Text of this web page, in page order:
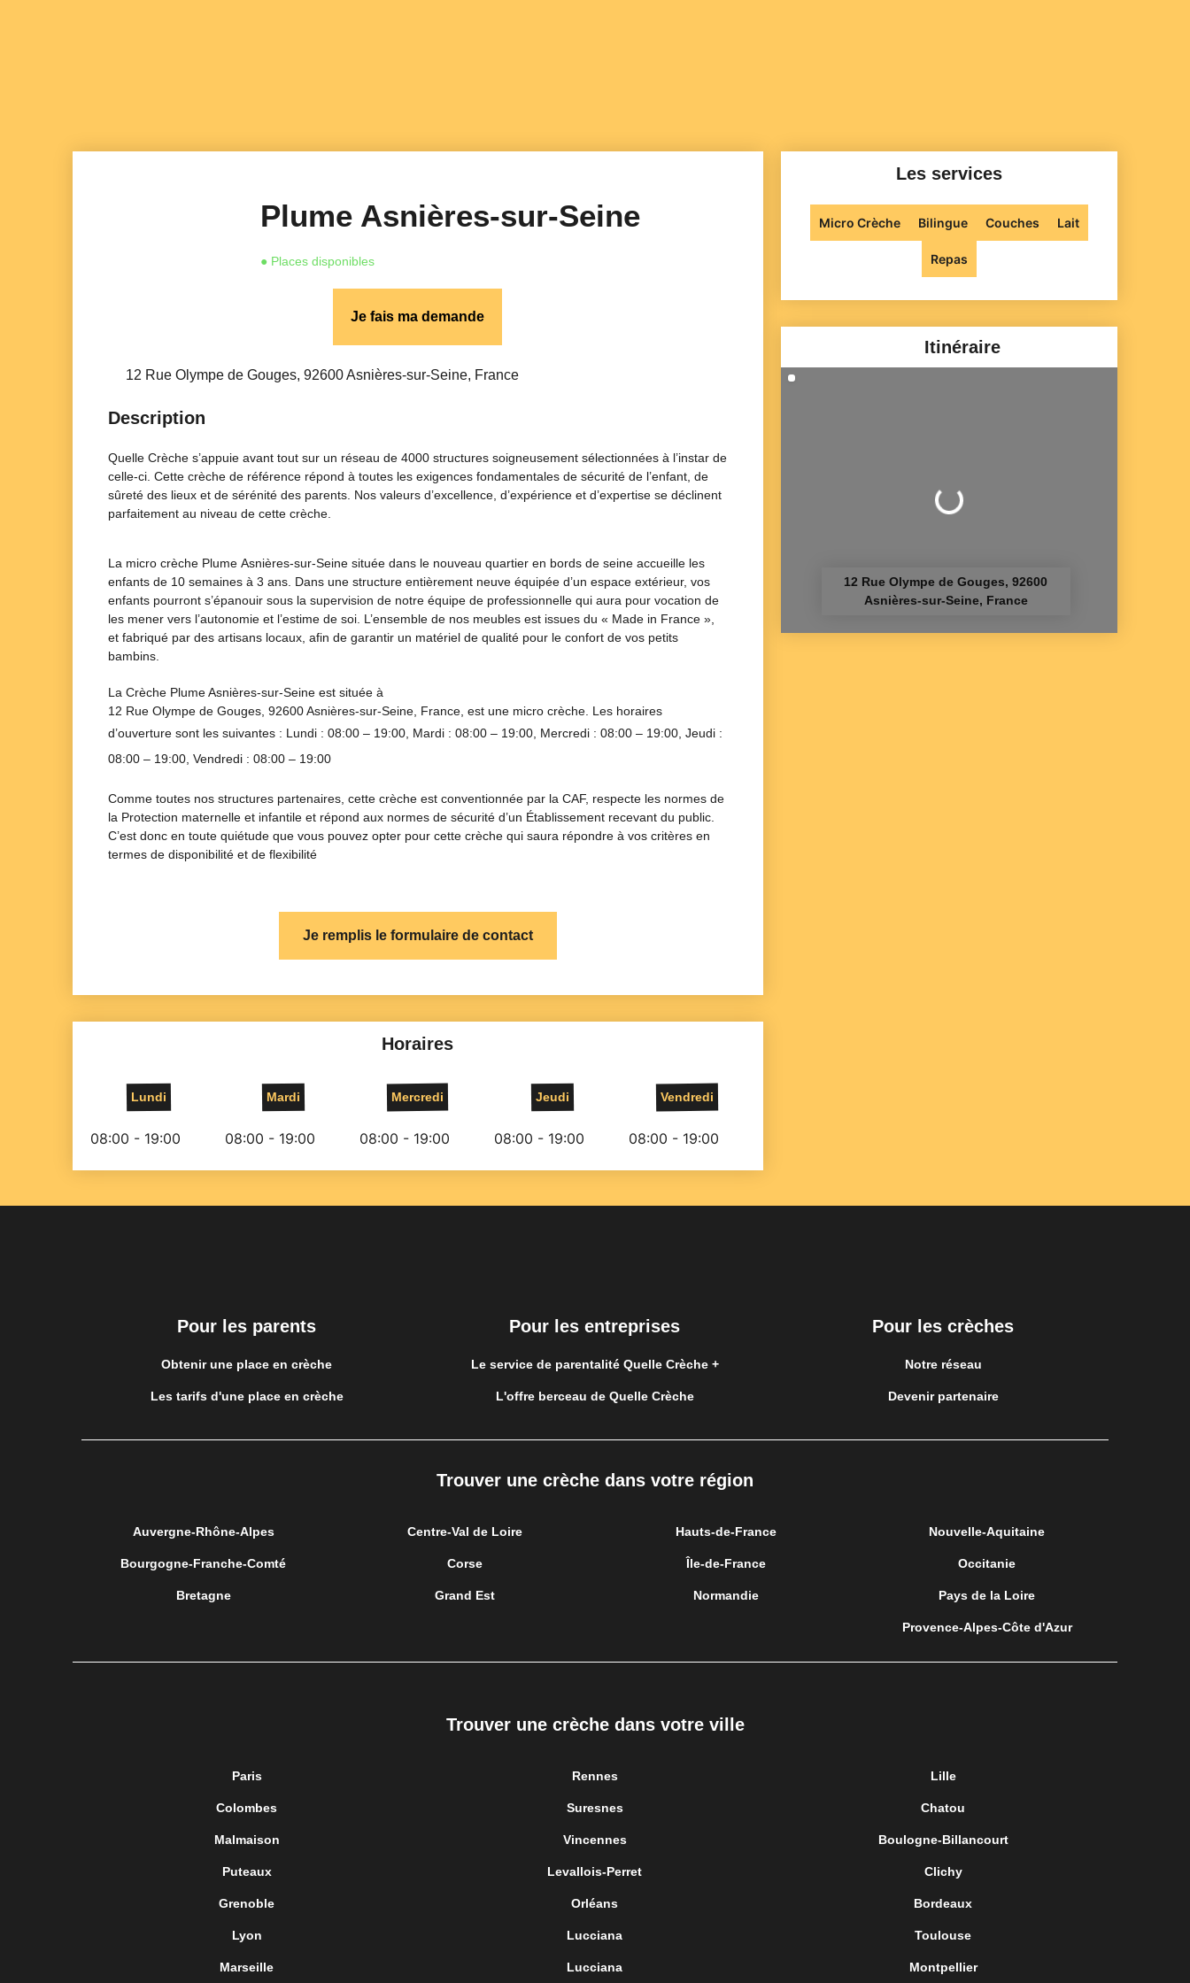
Plume Asnières-sur-Seine
● Places disponibles
Je fais ma demande
12 Rue Olympe de Gouges, 92600 Asnières-sur-Seine, France
Description
Quelle Crèche s’appuie avant tout sur un réseau de 4000 structures soigneusement sélectionnées à l’instar de
celle-ci. Cette crèche de référence répond à toutes les exigences fondamentales de sécurité de l’enfant, de
sûreté des lieux et de sérénité des parents. Nos valeurs d’excellence, d’expérience et d’expertise se déclinent
parfaitement au niveau de cette crèche.
La micro crèche Plume Asnières-sur-Seine située dans le nouveau quartier en bords de seine accueille les
enfants de 10 semaines à 3 ans. Dans une structure entièrement neuve équipée d’un espace extérieur, vos
enfants pourront s’épanouir sous la supervision de notre équipe de professionnelle qui aura pour vocation de
les mener vers l’autonomie et l’estime de soi. L’ensemble de nos meubles est issues du « Made in France »,
et fabriqué par des artisans locaux, afin de garantir un matériel de qualité pour le confort de vos petits
bambins.
La Crèche Plume Asnières-sur-Seine est située à
12 Rue Olympe de Gouges, 92600 Asnières-sur-Seine, France , est une micro crèche . Les horaires
d’ouverture sont les suivantes : Lundi : 08:00 – 19:00 , Mardi : 08:00 – 19:00 , Mercredi : 08:00 – 19:00 , Jeudi :
08:00 – 19:00 , Vendredi : 08:00 – 19:00
Comme toutes nos structures partenaires, cette crèche est conventionnée par la CAF, respecte les normes de
la Protection maternelle et infantile et répond aux normes de sécurité d’un Établissement recevant du public.
C’est donc en toute quiétude que vous pouvez opter pour cette crèche qui saura répondre à vos critères en
termes de disponibilité et de flexibilité
Je remplis le formulaire de contact
Horaires
Lundi
08:00 - 19:00
Mardi
08:00 - 19:00
Mercredi
08:00 - 19:00
Jeudi
08:00 - 19:00
Vendredi
08:00 - 19:00
Les services
Micro Crèche Bilingue Couches Lait
Repas
Itinéraire
Chargement...
12 Rue Olympe de Gouges, 92600
Asnières-sur-Seine, France
Pour les parents
Obtenir une place en crèche
Les tarifs d'une place en crèche
Pour les entreprises
Le service de parentalité Quelle Crèche +
L'offre berceau de Quelle Crèche
Pour les crèches
Notre réseau
Devenir partenaire
Trouver une crèche dans votre région
Auvergne-Rhône-Alpes
Bourgogne-Franche-Comté
Bretagne
Centre-Val de Loire
Corse
Grand Est
Hauts-de-France
Île-de-France
Normandie
Nouvelle-Aquitaine
Occitanie
Pays de la Loire
Provence-Alpes-Côte d'Azur
Trouver une crèche dans votre ville
Paris
Colombes
Malmaison
Puteaux
Grenoble
Lyon
Marseille
Rennes
Suresnes
Vincennes
Levallois-Perret
Orléans
Lucciana
Lucciana
Lille
Chatou
Boulogne-Billancourt
Clichy
Bordeaux
Toulouse
Montpellier